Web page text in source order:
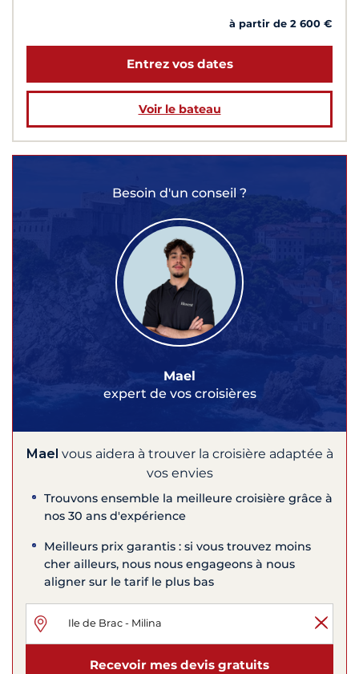
à partir de 2 600 €
Entrez vos dates
Voir le bateau
Besoin d'un conseil ?
Mael
expert de vos croisières
Mael vous aidera à trouver la croisière adaptée à
vos envies
Trouvons ensemble la meilleure croisière grâce à
nos 30 ans d'expérience
Meilleurs prix garantis : si vous trouvez moins
cher ailleurs, nous nous engageons à nous
aligner sur le tarif le plus bas
Recevoir mes devis gratuits